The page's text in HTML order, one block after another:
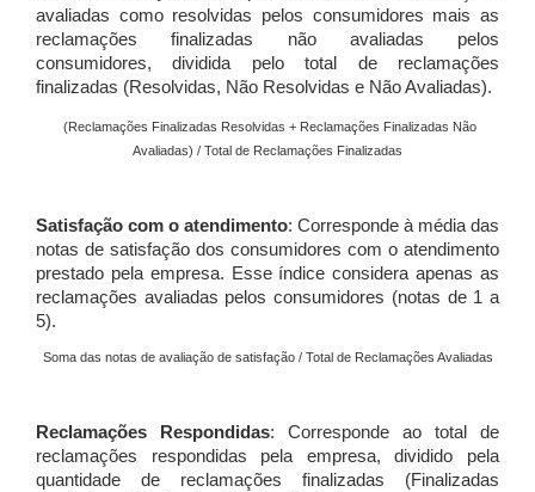
avaliadas como resolvidas pelos consumidores mais as
reclamações finalizadas não avaliadas pelos
consumidores, dividida pelo total de reclamações
finalizadas (Resolvidas, Não Resolvidas e Não Avaliadas).
(Reclamações Finalizadas Resolvidas + Reclamações Finalizadas Não
Avaliadas) / Total de Reclamações Finalizadas
Satisfação com o atendimento: Corresponde à média das
notas de satisfação dos consumidores com o atendimento
prestado pela empresa. Esse índice considera apenas as
reclamações avaliadas pelos consumidores (notas de 1 a
5).
Soma das notas de avaliação de satisfação / Total de Reclamações Avaliadas
Reclamações Respondidas: Corresponde ao total de
reclamações respondidas pela empresa, dividido pela
quantidade de reclamações finalizadas (Finalizadas